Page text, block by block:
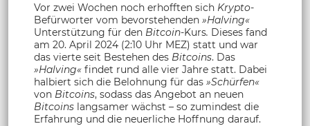
Vor zwei Wochen noch erhofften sich Krypto-
Befürworter vom bevorstehenden »Halving«
Unterstützung für den Bitcoin-Kurs. Dieses fand
am 20. April 2024 (2:10 Uhr MEZ) statt und war
das vierte seit Bestehen des Bitcoins. Das
»Halving« findet rund alle vier Jahre statt. Dabei
halbiert sich die Belohnung für das »Schürfen«
von Bitcoins, sodass das Angebot an neuen
Bitcoins langsamer wächst – so zumindest die
Erfahrung und die neuerliche Hoffnung darauf.